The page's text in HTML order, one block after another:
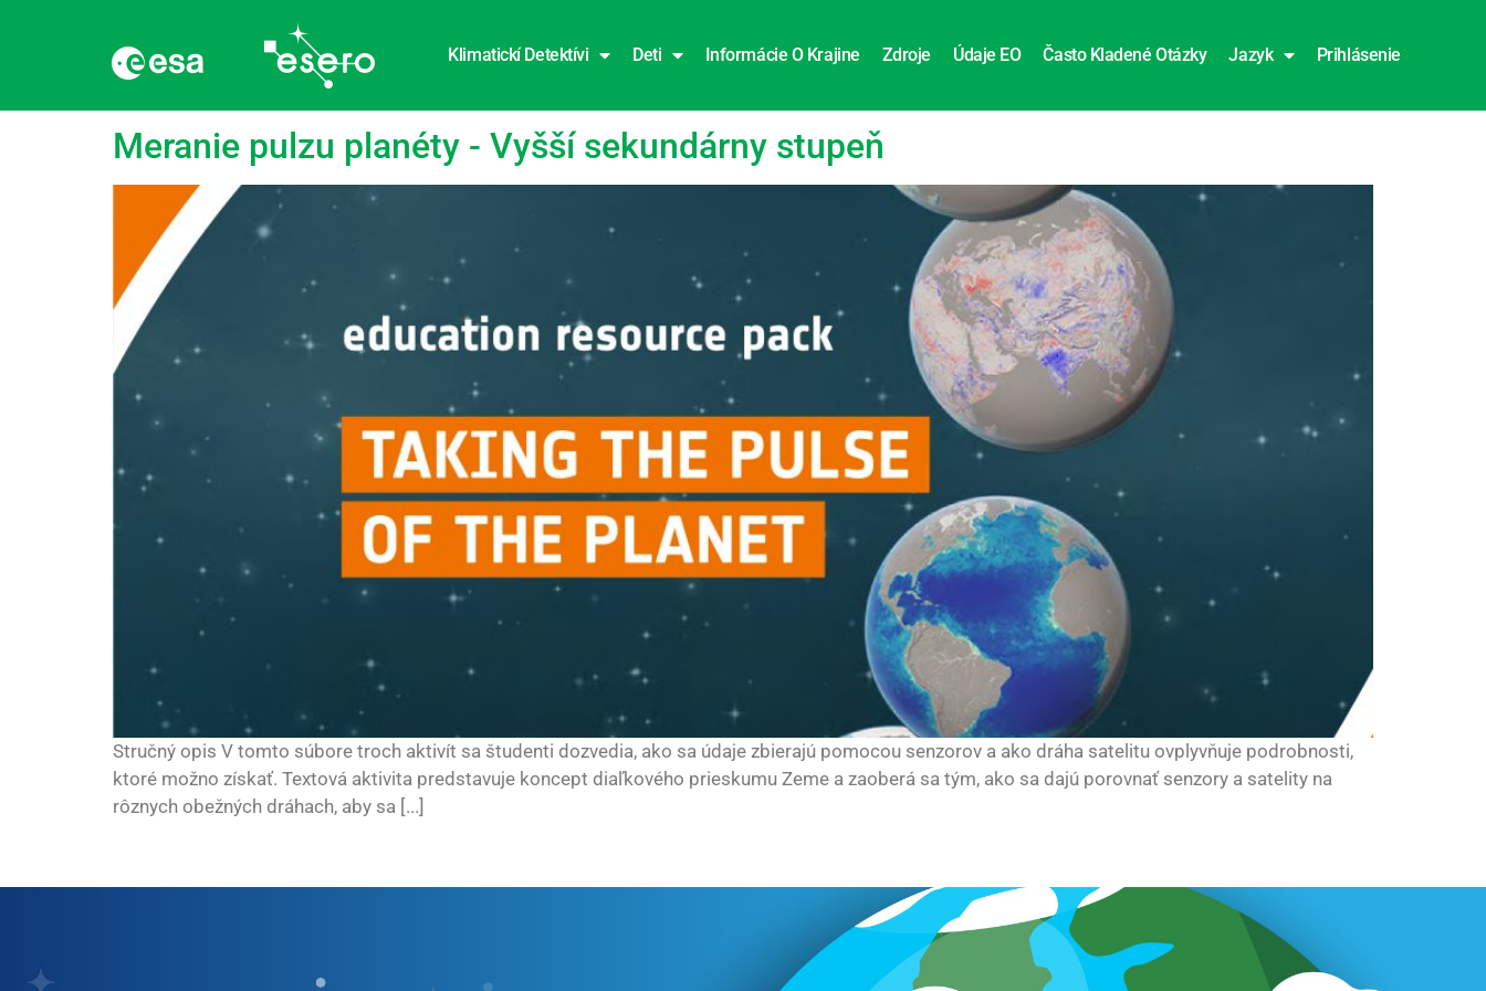
Klimatickí Detektívi Deti Informácie O Krajine Zdroje Údaje EO Často Kladené Otázky Jazyk Prihlásenie
Značka:Rozlíšenie
Meranie pulzu planéty - Vyšší sekundárny stupeň
Stručný opis V tomto súbore troch aktivít sa študenti dozvedia, ako sa údaje zbierajú pomocou senzorov a ako dráha satelitu ovplyvňuje podrobnosti,
ktoré možno získať. Textová aktivita predstavuje koncept diaľkového prieskumu Zeme a zaoberá sa tým, ako sa dajú porovnať senzory a satelity na
rôznych obežných dráhach, aby sa [...]